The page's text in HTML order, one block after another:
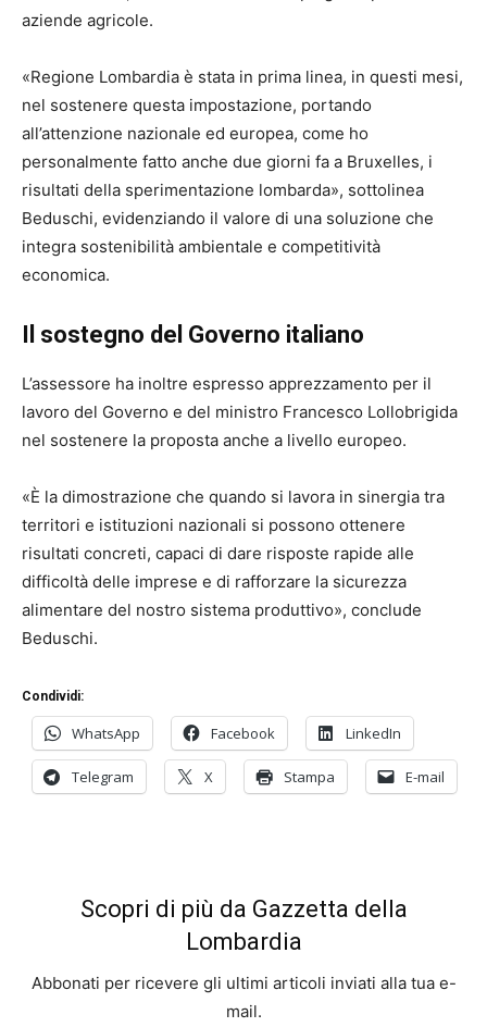
aziende agricole.
«Regione Lombardia è stata in prima linea, in questi mesi,
nel sostenere questa impostazione, portando
all’attenzione nazionale ed europea, come ho
personalmente fatto anche due giorni fa a Bruxelles, i
risultati della sperimentazione lombarda», sottolinea
Beduschi, evidenziando il valore di una soluzione che
integra sostenibilità ambientale e competitività
economica.
Il sostegno del Governo italiano
L’assessore ha inoltre espresso apprezzamento per il
lavoro del Governo e del ministro Francesco Lollobrigida
nel sostenere la proposta anche a livello europeo.
«È la dimostrazione che quando si lavora in sinergia tra
territori e istituzioni nazionali si possono ottenere
risultati concreti, capaci di dare risposte rapide alle
difficoltà delle imprese e di rafforzare la sicurezza
alimentare del nostro sistema produttivo», conclude
Beduschi.
Condividi:
WhatsApp Facebook LinkedIn
Telegram X Stampa E-mail
Scopri di più da Gazzetta della
Lombardia
Abbonati per ricevere gli ultimi articoli inviati alla tua e-
mail.